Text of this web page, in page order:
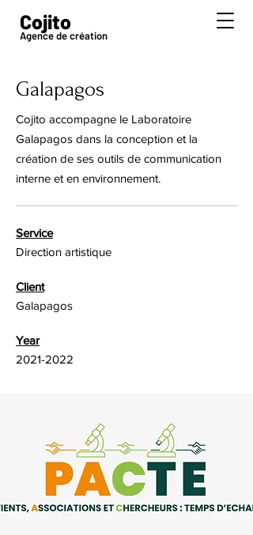
Cojito
Agence de création
Galapagos
Cojito accompagne le Laboratoire
Galapagos dans la conception et la
création de ses outils de communication
interne et en environnement.
Service
Direction artistique
Client
Galapagos
Year
2021-2022